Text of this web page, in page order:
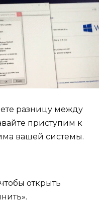
разницу между
приступим к
вашей системы.
открыть